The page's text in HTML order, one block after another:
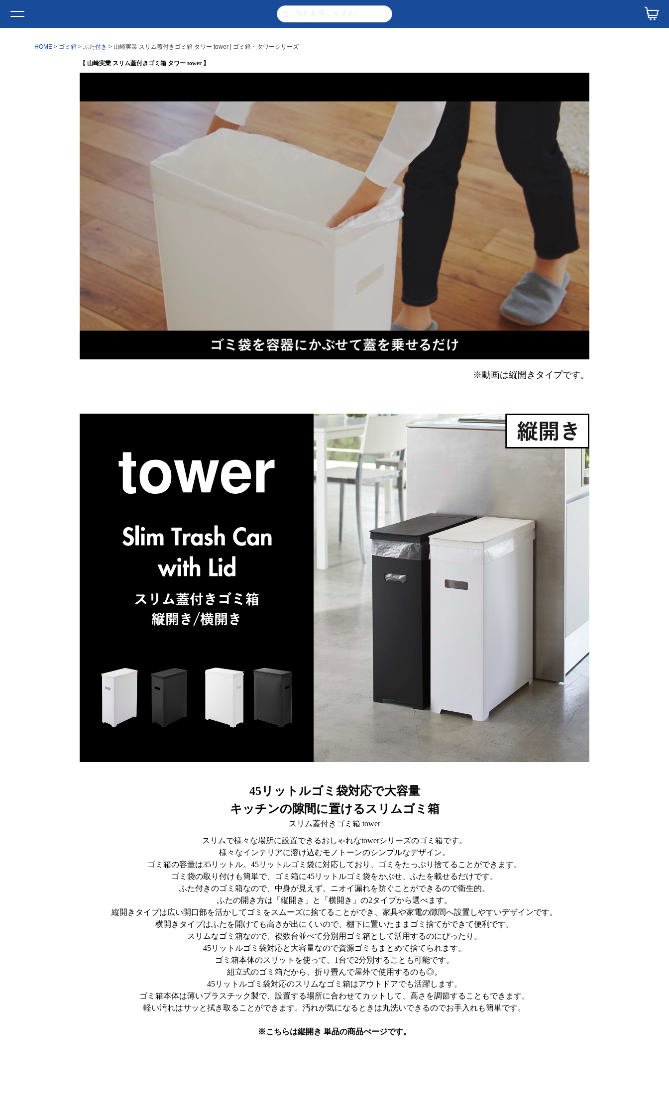
HOME ゴミ箱 ふた付き 山崎実業 スリム蓋付きゴミ箱 タワー tower | ゴミ箱・タワーシリーズ
【 山崎実業 スリム蓋付きゴミ箱 タワー tower 】
※動画は縦開きタイプです。
45リットルゴミ袋対応で大容量
キッチンの隙間に置けるスリムゴミ箱
スリム蓋付きゴミ箱 tower
スリムで様々な場所に設置できるおしゃれなtowerシリーズのゴミ箱です。
様々なインテリアに溶け込むモノトーンのシンプルなデザイン。
ゴミ箱の容量は35リットル。45リットルゴミ袋に対応しており、ゴミをたっぷり捨てることができます。
ゴミ袋の取り付けも簡単で、ゴミ箱に45リットルゴミ袋をかぶせ、ふたを載せるだけです。
ふた付きのゴミ箱なので、中身が見えず、ニオイ漏れを防ぐことができるので衛生的。
ふたの開き方は「縦開き」と「横開き」の2タイプから選べます。
縦開きタイプは広い開口部を活かしてゴミをスムーズに捨てることができ、家具や家電の隙間へ設置しやすいデザインです。
横開きタイプはふたを開けても高さが出にくいので、棚下に置いたままゴミ捨てができて便利です。
スリムなゴミ箱なので、複数台並べて分別用ゴミ箱として活用するのにぴったり。
45リットルゴミ袋対応と大容量なので資源ゴミもまとめて捨てられます。
ゴミ箱本体のスリットを使って、1台で2分別することも可能です。
組立式のゴミ箱だから、折り畳んで屋外で使用するのも◎。
45リットルゴミ袋対応のスリムなゴミ箱はアウトドアでも活躍します。
ゴミ箱本体は薄いプラスチック製で、設置する場所に合わせてカットして、高さを調節することもできます。
軽い汚れはサッと拭き取ることができます。汚れが気になるときは丸洗いできるのでお手入れも簡単です。
※こちらは縦開き 単品の商品ぺージです。